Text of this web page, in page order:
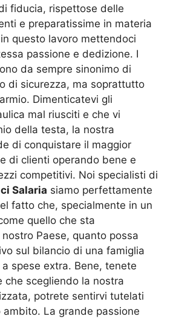
fiducia, rispettose delle
e preparatissime in materia
questo lavoro mettendoci
passione e dedizione. I
da sempre sinonimo di
di sicurezza, ma soprattutto
Dimenticatevi gli
mal riusciti e che vi
della testa, la nostra
di conquistare il maggior
di clienti operando bene e
competitivi. Noi specialisti di
Salaria siamo perfettamente
fatto che, specialmente in un
quello che sta
Paese, quanto possa
sul bilancio di una famiglia
spese extra. Bene, tenete
che scegliendo la nostra
potrete sentirvi tutelati
ambito. La grande passione